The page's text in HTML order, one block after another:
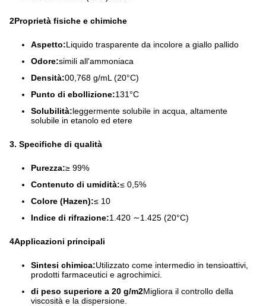
2Proprietà fisiche e chimiche
Aspetto:Liquido trasparente da incolore a giallo pallido
Odore:simili all'ammoniaca
Densità:00,768 g/mL (20°C)
Punto di ebollizione:131°C
Solubilità:leggermente solubile in acqua, altamente
solubile in etanolo ed etere
3. Specifiche di qualità
Purezza:≥ 99%
Contenuto di umidità:≤ 0,5%
Colore (Hazen):≤ 10
Indice di rifrazione:1.420 ∼1.425 (20°C)
4Applicazioni principali
Sintesi chimica:Utilizzato come intermedio in tensioattivi,
prodotti farmaceutici e agrochimici.
di peso superiore a 20 g/m2Migliora il controllo della
viscosità e la dispersione.